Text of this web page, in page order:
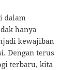
dalam
hanya
kewajiban
Dengan terus
terbaru, kita